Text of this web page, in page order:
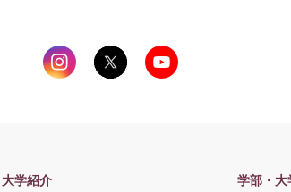
大学紹介 学部・大